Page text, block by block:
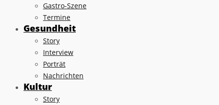
Gastro-Szene
Termine
Gesundheit
Story
Interview
Porträt
Nachrichten
Kultur
Story